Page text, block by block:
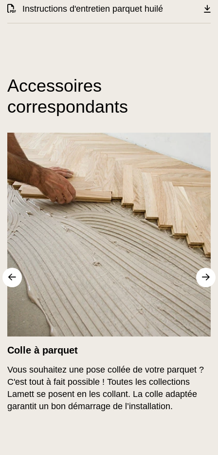
Instructions d'entretien parquet huilé
Accessoires
correspondants
Colle à parquet
Vous souhaitez une pose collée de votre parquet ?
C'est tout à fait possible ! Toutes les collections
Lamett se posent en les collant. La colle adaptée
garantit un bon démarrage de l’installation.
sr.arrow prev